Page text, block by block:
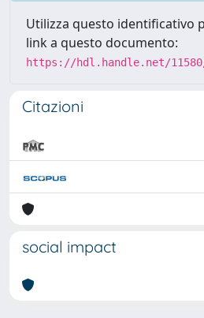
Utilizza questo identificativo
link a questo documento:
https://hdl.handle.net/
Citazioni
social impact